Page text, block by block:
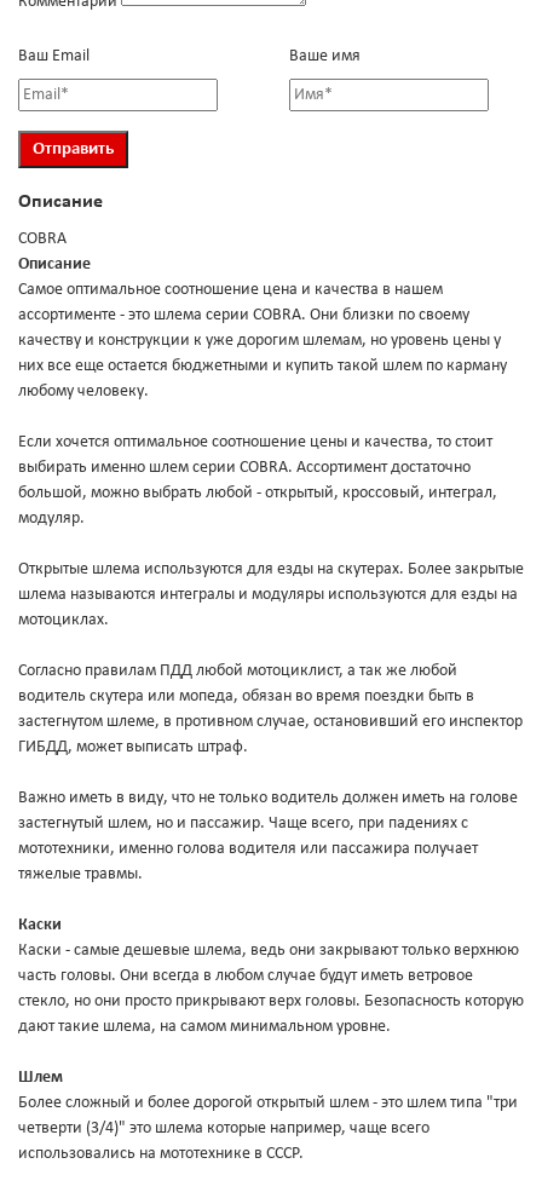
Ваш Email Ваше имя
Описание
COBRA
Описание
Самое оптимальное соотношение цена и качества в нашем
ассортименте - это шлема серии COBRA. Они близки по своему
качеству и конструкции к уже дорогим шлемам, но уровень цены у
них все еще остается бюджетными и купить такой шлем по карману
любому человеку.
Если хочется оптимальное соотношение цены и качества, то стоит
выбирать именно шлем серии COBRA. Ассортимент достаточно
большой, можно выбрать любой - открытый, кроссовый, интеграл,
модуляр.
Открытые шлема используются для езды на скутерах. Более закрытые
шлема называются интегралы и модуляры используются для езды на
мотоциклах.
Согласно правилам ПДД любой мотоциклист, а так же любой
водитель скутера или мопеда, обязан во время поездки быть в
застегнутом шлеме, в противном случае, остановивший его инспектор
ГИБДД, может выписать штраф.
Важно иметь в виду, что не только водитель должен иметь на голове
застегнутый шлем, но и пассажир. Чаще всего, при падениях с
мототехники, именно голова водителя или пассажира получает
тяжелые травмы.
Каски
Каски - самые дешевые шлема, ведь они закрывают только верхнюю
часть головы. Они всегда в любом случае будут иметь ветровое
стекло, но они просто прикрывают верх головы. Безопасность которую
дают такие шлема, на самом минимальном уровне.
Шлем
Более сложный и более дорогой открытый шлем - это шлем типа "три
четверти (3/4)" это шлема которые например, чаще всего
использовались на мототехнике в СССР.